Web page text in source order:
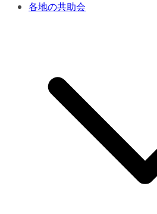
各地の共助会